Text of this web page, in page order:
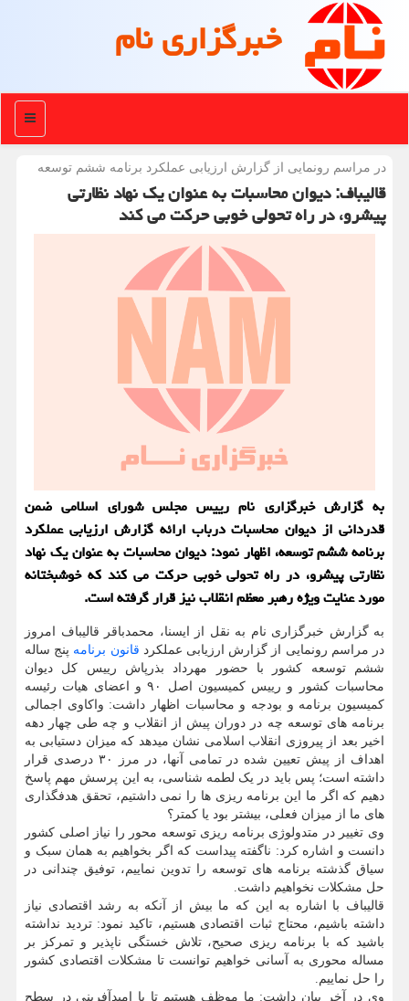
خبرگزاری نام
منو
در مراسم رونمایی از گزارش ارزیابی عملكرد برنامه ششم توسعه
قالیباف: دیوان محاسبات به عنوان یک نهاد نظارتی
پیشرو، در راه تحولی خوبی حرکت می کند
به گزارش خبرگزاری نام رییس مجلس شورای اسلامی ضمن
قدردانی از دیوان محاسبات درباب ارائه گزارش ارزیابی عملکرد
برنامه ششم توسعه، اظهار نمود: دیوان محاسبات به عنوان یک نهاد
نظارتی پیشرو، در راه تحولی خوبی حرکت می کند که خوشبختانه
مورد عنایت ویژه رهبر معظم انقلاب نیز قرار گرفته است.
به گزارش خبرگزاری نام به نقل از ایسنا، محمدباقر قالیباف امروز
در مراسم رونمایی از گزارش ارزیابی عملکرد قانون برنامه پنج ساله
ششم توسعه کشور با حضور مهرداد بذرپاش رییس کل دیوان
محاسبات کشور و رییس کمیسیون اصل ۹۰ و اعضای هیات رئیسه
کمیسیون برنامه و بودجه و محاسبات اظهار داشت: واکاوی اجمالی
برنامه های توسعه چه در دوران پیش از انقلاب و چه طی چهار دهه
اخیر بعد از پیروزی انقلاب اسلامی نشان میدهد که میزان دستیابی به
اهداف از پیش تعیین شده در تمامی آنها، در مرز ۳۰ درصدی قرار
داشته است؛ پس باید در یک لطمه شناسی، به این پرسش مهم پاسخ
دهیم که اگر ما این برنامه ریزی ها را نمی داشتیم، تحقق هدفگذاری
های ما از میزان فعلی، بیشتر بود یا کمتر؟
وی تغییر در متدولوژی برنامه ریزی توسعه محور را نیاز اصلی کشور
دانست و اشاره کرد: ناگفته پیداست که اگر بخواهیم به همان سبک و
سیاق گذشته برنامه های توسعه را تدوین نماییم، توفیق چندانی در
حل مشکلات نخواهیم داشت.
قالیباف با اشاره به این که ما بیش از آنکه به رشد اقتصادی نیاز
داشته باشیم، محتاج ثبات اقتصادی هستیم، تاکید نمود: تردید نداشته
باشید که با برنامه ریزی صحیح، تلاش خستگی ناپذیر و تمرکز بر
مساله محوری به آسانی خواهیم توانست تا مشکلات اقتصادی کشور
را حل نماییم.
وی در آخر بیان داشت: ما موظف هستیم تا با امیدآفرینی در سطح